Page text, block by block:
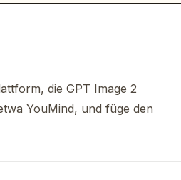
die GPT Image 2
YouMind, und füge den